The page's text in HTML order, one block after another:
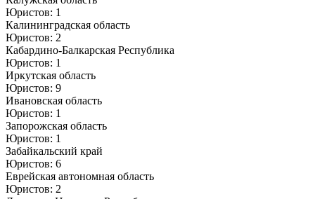
Юристов: 1
Калининградская область
Юристов: 2
Кабардино-Балкарская Республика
Юристов: 1
Иркутская область
Юристов: 9
Ивановская область
Юристов: 1
Запорожская область
Юристов: 1
Забайкальский край
Юристов: 6
Еврейская автономная область
Юристов: 2